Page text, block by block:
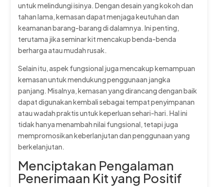
untuk melindungi isinya. Dengan desain yang kokoh dan
tahan lama, kemasan dapat menjaga keutuhan dan
keamanan barang-barang di dalamnya. Ini penting,
terutama jika seminar kit mencakup benda-benda
berharga atau mudah rusak.
Selain itu, aspek fungsional juga mencakup kemampuan
kemasan untuk mendukung penggunaan jangka
panjang. Misalnya, kemasan yang dirancang dengan baik
dapat digunakan kembali sebagai tempat penyimpanan
atau wadah praktis untuk keperluan sehari-hari. Hal ini
tidak hanya menambah nilai fungsional, tetapi juga
mempromosikan keberlanjutan dan penggunaan yang
berkelanjutan.
Menciptakan Pengalaman
Penerimaan Kit yang Positif